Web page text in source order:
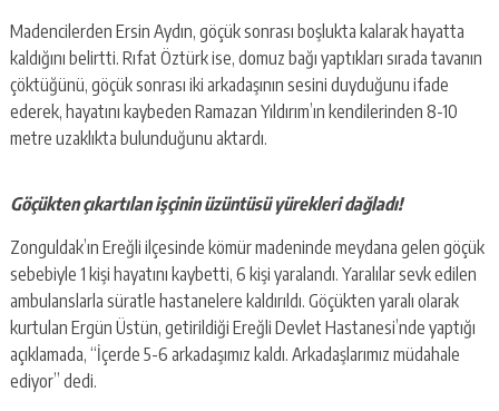
Madencilerden Ersin Aydın, göçük sonrası boşlukta kalarak hayatta
kaldığını belirtti. Rıfat Öztürk ise, domuz bağı yaptıkları sırada tavanın
çöktüğünü, göçük sonrası iki arkadaşının sesini duyduğunu ifade
ederek, hayatını kaybeden Ramazan Yıldırım’ın kendilerinden 8-10
metre uzaklıkta bulunduğunu aktardı.
Göçükten çıkartılan işçinin üzüntüsü yürekleri dağladı!
Zonguldak’ın Ereğli ilçesinde kömür madeninde meydana gelen göçük
sebebiyle 1 kişi hayatını kaybetti, 6 kişi yaralandı. Yaralılar sevk edilen
ambulanslarla süratle hastanelere kaldırıldı. Göçükten yaralı olarak
kurtulan Ergün Üstün, getirildiği Ereğli Devlet Hastanesi’nde yaptığı
açıklamada, “İçerde 5-6 arkadaşımız kaldı. Arkadaşlarımız müdahale
ediyor” dedi.